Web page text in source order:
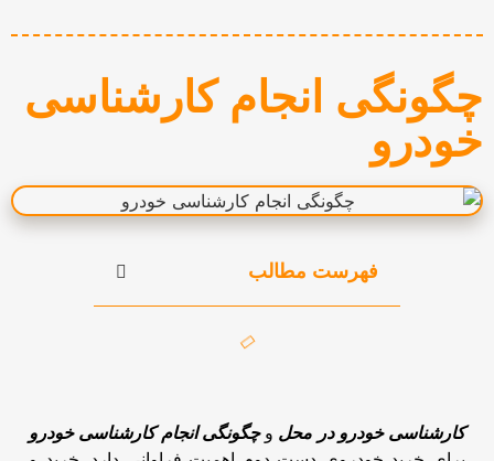
چگونگی انجام کارشناسی
خودرو
فهرست مطالب
کارشناسی خودرو در محل وچگونگی انجام کارشناسی خودرو